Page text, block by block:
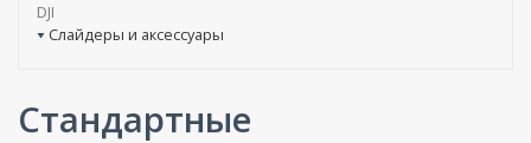
DJI
Слайдеры и аксессуары
Стандартные